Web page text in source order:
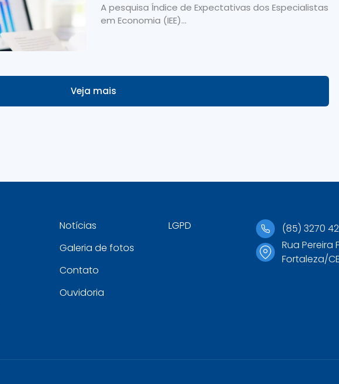
A pesquisa Índice de Expectativas dos Especialistas
em Economia (IEE)...
Veja mais
Notícias
Galeria de fotos
Contato
Ouvidoria
LGPD
(85) 3270
Rua Pereira
Fortaleza/